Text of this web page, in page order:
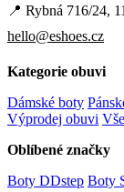
📍 Rybná 716/24,
hello@eshoes.cz
Kategorie obuvi
Dámské boty
Výprodej obuvi
Oblíbené značky
Boty DDstep Boty